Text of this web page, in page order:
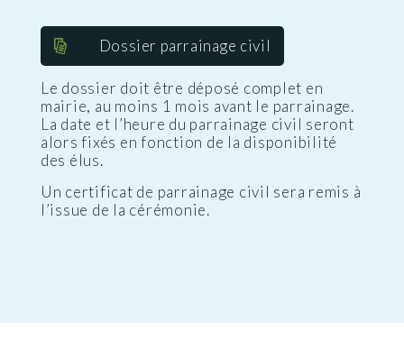
Dossier parrainage civil
Le dossier doit être déposé complet en
mairie, au moins 1 mois avant le parrainage.
La date et l’heure du parrainage civil seront
alors fixés en fonction de la disponibilité
des élus.
Un certificat de parrainage civil sera remis à
l’issue de la cérémonie.